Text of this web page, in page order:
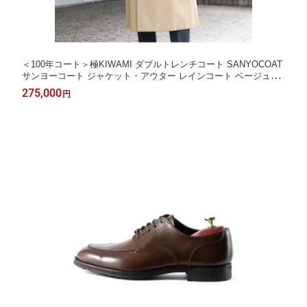
＜100年コート＞極KIWAMI ダブルトレンチコート SANYOCOAT
サンヨーコート ジャケット・アウター レインコート ベージュ
【送料無料】[Rakuten Fashion]
275,000円